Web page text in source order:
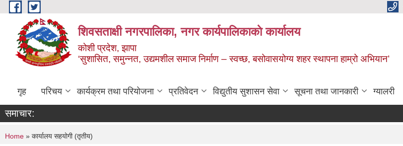
Skip to main content
शिवसताक्षी नगरपालिका, नगर कार्यपालिकाकाे कार्यालय
कोशी प्रदेश, झापा
‘सुशासित, समुन्‍नत, उद्यमशील समाज निर्माण – स्वच्छ, बसोवासयोग्य शहर स्थापना हाम्रो अभियान’
गृह परिचय कार्यक्रम तथा परियोजना प्रतिवेदन विद्युतीय सुशासन सेवा सूचना तथा जानकारी ग्यालरी
समाचार:
You are here
Home » कार्यालय सहयोगी (तृतीय)